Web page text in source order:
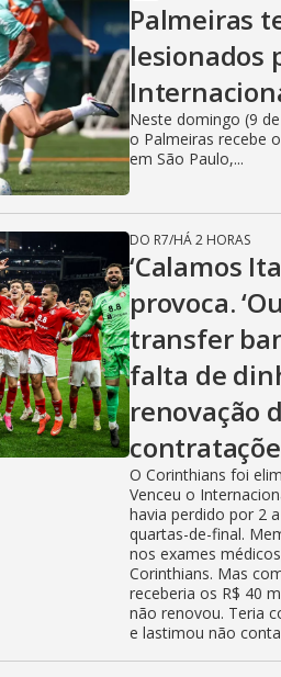
Palmeiras
lesionados
Neste domingo (9
o Palmeiras recebe
em São Paulo,...
DO R7/HÁ 2 HORAS
‘Calamos
provoca.
transfer
falta de
renovação
O Corinthians foi
Venceu o
havia perdido por 2
quartas-de-final.
nos exames
Corinthians. Mas
receberia os R$ 40
não renovou. Teria
e lastimou não